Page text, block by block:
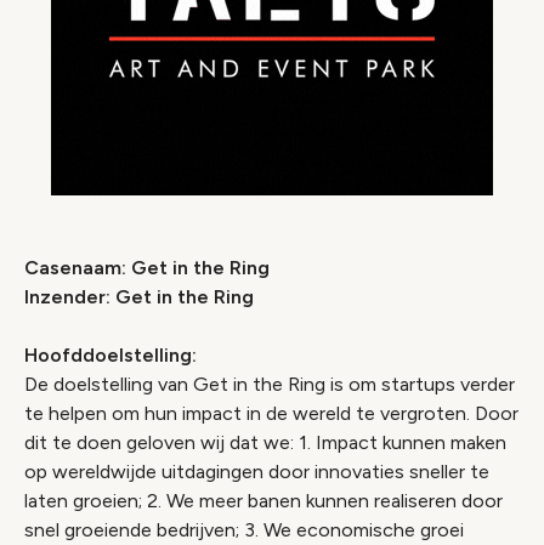
Casenaam: Get in the Ring
Inzender: Get in the Ring
Hoofddoelstelling:
De doelstelling van Get in the Ring is om startups verder
te helpen om hun impact in de wereld te vergroten. Door
dit te doen geloven wij dat we: 1. Impact kunnen maken
op wereldwijde uitdagingen door innovaties sneller te
laten groeien; 2. We meer banen kunnen realiseren door
snel groeiende bedrijven; 3. We economische groei